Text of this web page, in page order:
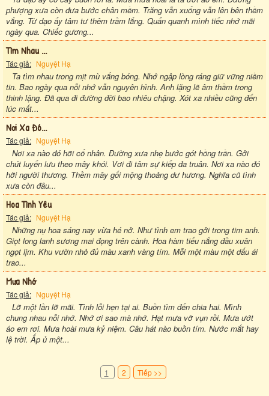
phượng xưa còn đưa bước chân mềm. Trăng vẫn xuống vẫn lên bên thềm
vắng. Từ dạo ấy tâm tư thêm trầm lắng. Quẩn quanh mình tiếc nhớ mãi
ngày qua. Chiếc gương...
Tìm Nhau ...
Tác giả: Nguyệt Hạ
Ta tìm nhau trong mịt mù vắng bóng. Nhớ ngập lòng ráng giữ vững niềm
tin. Bao ngày qua nỗi nhớ vẫn nguyên hình. Anh lặng lẽ âm thầm trong
thinh lặng. Đã qua đi đường đời bao nhiêu chặng. Xót xa nhiều cũng đến
lúc mất...
Nơi Xa Đó...
Tác giả: Nguyệt Hạ
Nơi xa nào đó hỡi cố nhân. Đường xưa nhẹ bước gót hồng trần. Gởi
chút luyến lưu theo mây khói. Vơi đi tâm sự kiếp đa truân. Nơi xa nào đó
hỡi người thương. Thềm mây gối mộng thoảng dư hương. Nghĩa cũ tình
xưa còn đâu...
Hoa Tình Yêu
Tác giả: Nguyệt Hạ
Những nụ hoa sáng nay vừa hé nở. Như tình em trao gởi trong tim anh.
Giọt long lanh sương mai đọng trên cành. Hoa hàm tiếu nắng đầu xuân
ngọt lịm. Khu vườn nhỏ đủ màu xanh vàng tím. Mỗi một màu một dấu ái
trao...
Mưa Nhớ
Tác giả: Nguyệt Hạ
Lỡ một lần lỡ mãi. Tình lỗi hẹn tại ai. Buồn tìm đến chia hai. Mình
chung nhau nỗi nhớ. Nhớ ơi sao mà nhớ. Hạt mưa vỡ vụn rồi. Mưa ướt
áo em rơi. Mưa hoài mưa kỷ niệm. Câu hát nào buồn tím. Nước mắt hay
lệ trời. Ấp ủ một...
1 2 Tiếp >>